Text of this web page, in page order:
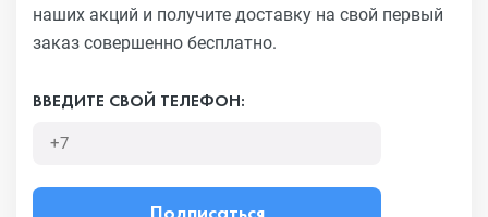
наших акций и получите доставку на свой первый
заказ совершенно бесплатно.
ВВЕДИТЕ СВОЙ ТЕЛЕФОН: